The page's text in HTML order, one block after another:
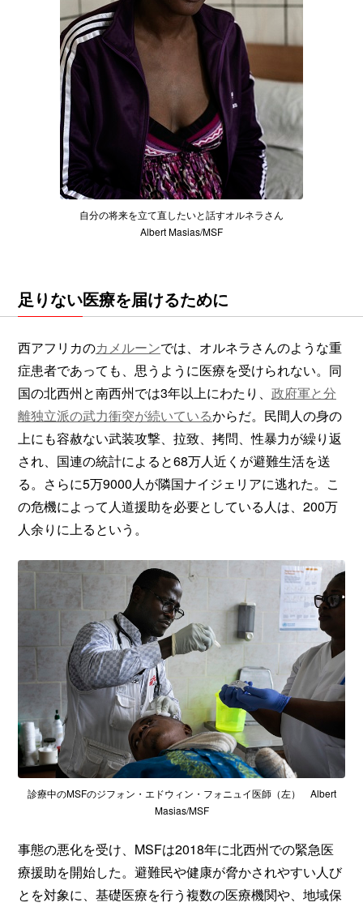
自分の将来を立て直したいと話すオルネラさん
Albert Masias/MSF
足りない医療を届けるために
西アフリカのカメルーンでは、オルネラさんのような重
症患者であっても、思うように医療を受けられない。同
国の北西州と南西州では3年以上にわたり、 政府軍と分
離独立派の武力衝突が続いているからだ。民間人の身の
上にも容赦ない武装攻撃、拉致、拷問、性暴力が繰り返
され、国連の統計によると68万人近くが避難生活を送
る。さらに5万9000人が隣国ナイジェリアに逃れた。こ
の危機によって人道援助を必要としている人は、200万
人余りに上るという。
診療中のMSFのジフォン・エドウィン・フォニュイ医師（左） Albert
Masias/MSF
事態の悪化を受け、MSFは2018年に北西州での緊急医
療援助を開始した。避難民や健康が脅かされやすい人び
とを対象に、基礎医療を行う複数の医療機関や、地域保